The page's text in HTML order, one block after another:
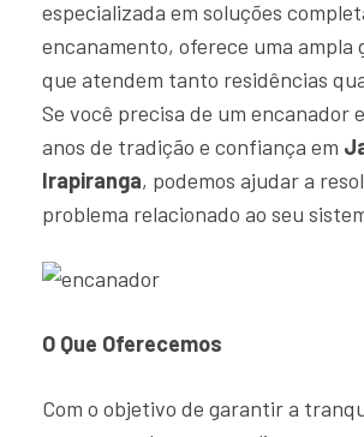
especializada em soluções
encanamento, oferece uma ampla
que atendem tanto residências
Se você precisa de um encanador
anos de tradição e confiança em
Irapiranga, podemos ajudar a
problema relacionado ao seu
O Que Oferecemos
Com o objetivo de garantir a